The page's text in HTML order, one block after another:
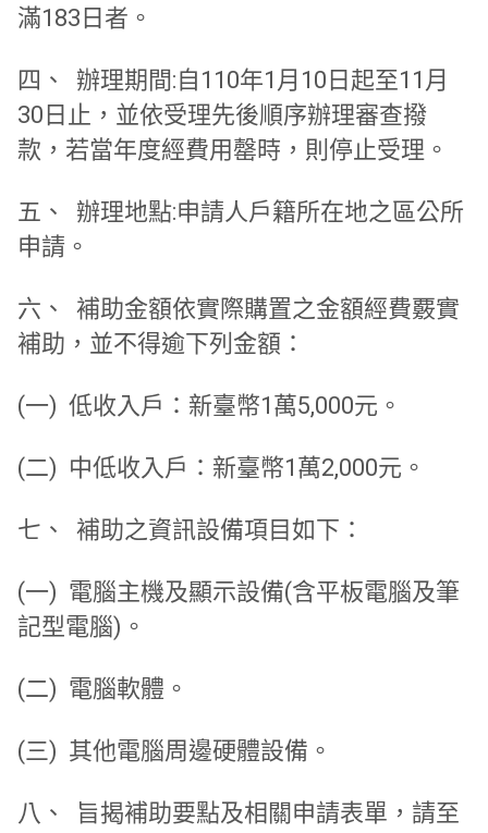
滿183日者。
四、 辦理期間:自110年1月10日起至11月
30日止， 並依受理先後順序辦理審查撥
款，若當年度經費用罄時， 則停止受理。
五、 辦理地點:申請人戶籍所在地之區公所
申請。
六、 補助金額依實際購置之金額經費覈實
補助，並不得逾下列金額：
(一) 低收入戶：新臺幣1萬5,000元。
(二) 中低收入戶：新臺幣1萬2,000元。
七、 補助之資訊設備項目如下：
(一) 電腦主機及顯示設備(含平板電腦及筆
記型電腦)。
(二) 電腦軟體。
(三) 其他電腦周邊硬體設備。
八、 旨揭補助要點及相關申請表單，請至